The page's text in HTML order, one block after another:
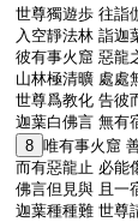
世尊獨遊歩 往詣
入空靜法林 詣迦
彼有事火窟 惡龍
山林極清曠 處處
世尊爲教化 告彼
迦葉白佛言 無有
8 唯有事火窟
而有惡龍止 必能
佛言但見與 且一
迦葉種種難 世尊